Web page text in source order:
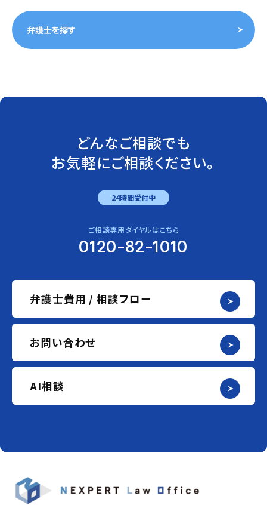
弁護士を探す
どんなご相談でも
お気軽にご相談ください。
24時間受付中
ご相談専用ダイヤルはこちら
0120-82-1010
弁護士費用 / 相談フロー
お問い合わせ
AI相談